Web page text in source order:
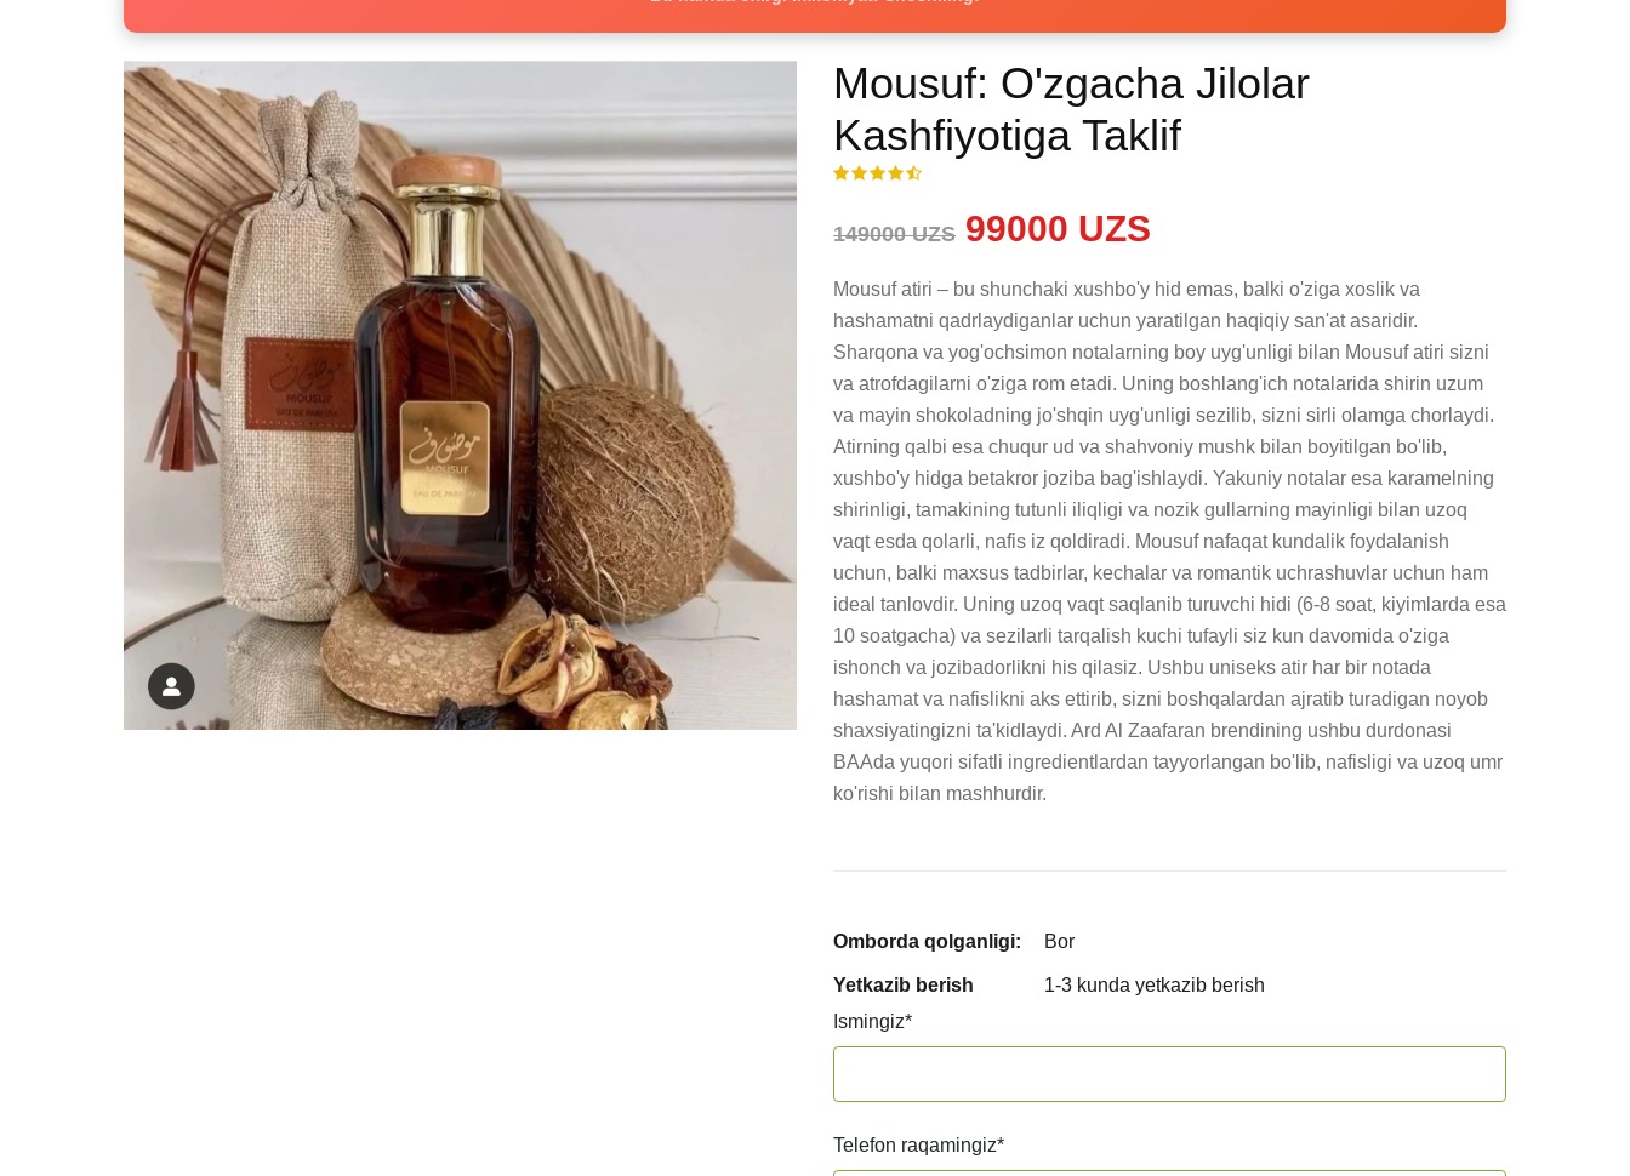
Mousuf: O'zgacha Jilolar
Kashfiyotiga Taklif
149000 UZS 99000 UZS
Mousuf atiri – bu shunchaki xushbo'y hid emas, balki o'ziga xoslik va
hashamatni qadrlaydiganlar uchun yaratilgan haqiqiy san'at asaridir.
Sharqona va yog'ochsimon notalarning boy uyg'unligi bilan Mousuf atiri sizni
va atrofdagilarni o'ziga rom etadi. Uning boshlang'ich notalarida shirin uzum
va mayin shokoladning jo'shqin uyg'unligi sezilib, sizni sirli olamga chorlaydi.
Atirning qalbi esa chuqur ud va shahvoniy mushk bilan boyitilgan bo'lib,
xushbo'y hidga betakror joziba bag'ishlaydi. Yakuniy notalar esa karamelning
shirinligi, tamakining tutunli iliqligi va nozik gullarning mayinligi bilan uzoq
vaqt esda qolarli, nafis iz qoldiradi. Mousuf nafaqat kundalik foydalanish
uchun, balki maxsus tadbirlar, kechalar va romantik uchrashuvlar uchun ham
ideal tanlovdir. Uning uzoq vaqt saqlanib turuvchi hidi (6-8 soat, kiyimlarda esa
10 soatgacha) va sezilarli tarqalish kuchi tufayli siz kun davomida o'ziga
ishonch va jozibadorlikni his qilasiz. Ushbu uniseks atir har bir notada
hashamat va nafislikni aks ettirib, sizni boshqalardan ajratib turadigan noyob
shaxsiyatingizni ta'kidlaydi. Ard Al Zaafaran brendining ushbu durdonasi
BAAda yuqori sifatli ingredientlardan tayyorlangan bo'lib, nafisligi va uzoq umr
ko'rishi bilan mashhurdir.
Omborda qolganligi: Bor
Yetkazib berish
1-3 kunda yetkazib berish
Ismingiz*
Telefon raqamingiz*